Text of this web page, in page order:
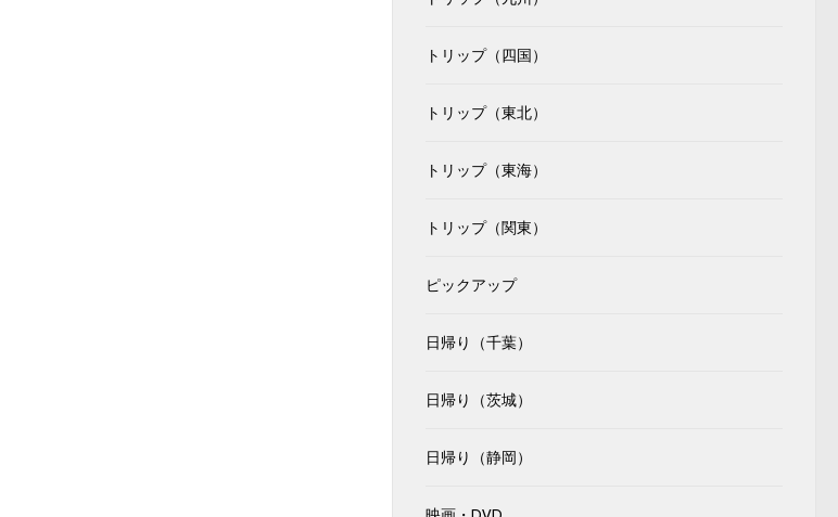
トリップ（四国）
トリップ（東北）
トリップ（東海）
トリップ（関東）
ピックアップ
日帰り（千葉）
日帰り（茨城）
日帰り（静岡）